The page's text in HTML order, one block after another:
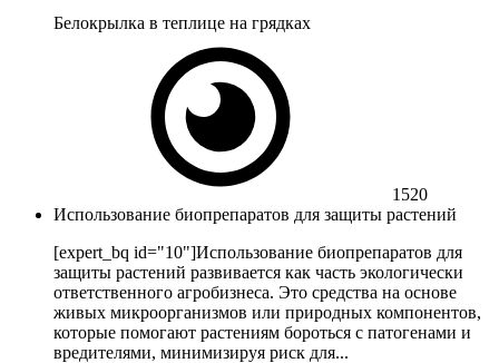
Белокрылка в теплице на грядках
1520
Использование биопрепаратов для защиты растений
[expert_bq id="10"]Использование биопрепаратов для
защиты растений развивается как часть экологически
ответственного агробизнеса. Это средства на основе
живых микроорганизмов или природных компонентов,
которые помогают растениям бороться с патогенами и
вредителями, минимизируя риск для...